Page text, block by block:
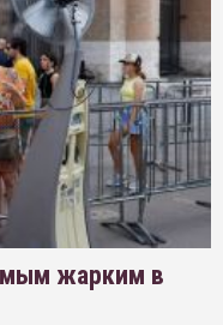
жарким в